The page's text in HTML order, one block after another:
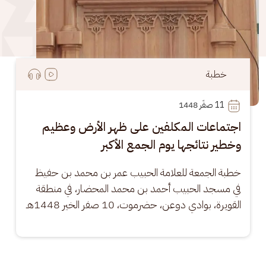
خطبة
11 صفَر 1448
اجتماعات المكلفين على ظهر الأرض وعظيم
وخطير نتائجها يوم الجمع الأكبر
خطبة الجمعة للعلامة الحبيب عمر بن محمد بن حفيظ
في مسجد الحبيب أحمد بن محمد المحضار، في منطقة
القويرة، بوادي دوعن، حضرموت، 10 صفر الخير 1448هـ